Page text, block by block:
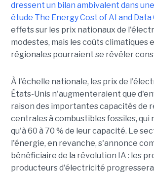
dressent un bilan ambivalent dans
étude The Energy Cost of AI and
effets sur les prix nationaux de
modestes, mais les coûts climatiques
régionales pourraient se révéler
À l'échelle nationale, les prix de
États-Unis n'augmenteraient que
raison des importantes capacités de
centrales à combustibles fossiles, qui
qu'à 60 à 70 % de leur capacité. Le
l'énergie, en revanche, s'annonce
bénéficiaire de la révolution IA : les
producteurs d'électricité